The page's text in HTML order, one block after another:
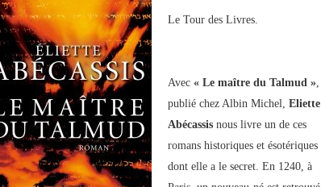
Le Tour des Livres.
Avec« Le maître du Talmud »,
publié chez Albin Michel,Eliette
Abécassis nous livre un de ces
romans historiques et ésotériques
dont elle a le secret. En 1240, à